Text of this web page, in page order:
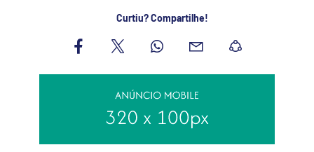
Curtiu? Compartilhe!